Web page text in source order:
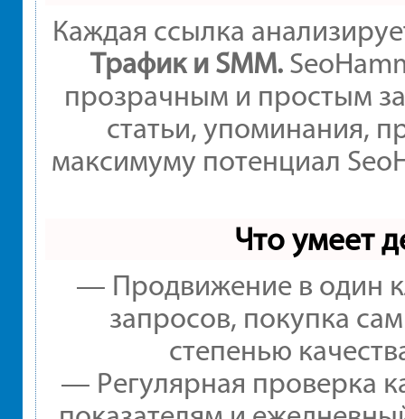
Каждая ссылка
Трафик и SMM.
прозрачным и простым
статьи, упоминания,
максимуму потенциал
Что умеет
— Продвижение в один
запросов, покупка
степенью
— Регулярная проверка